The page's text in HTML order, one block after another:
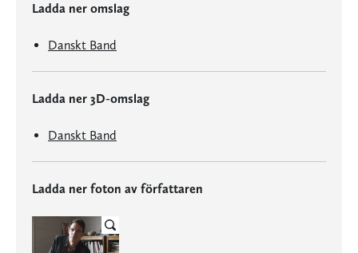
Ladda ner omslag
Danskt Band
Ladda ner 3D-omslag
Danskt Band
Ladda ner foton av författaren